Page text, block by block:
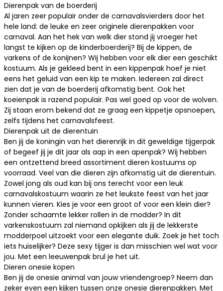
Dierenpak van de boerderij
Al jaren zeer populair onder de carnavalsvierders door het
hele land: de leuke en zeer originele dierenpakken voor
carnaval. Aan het hek van welk dier stond jij vroeger het
langst te kijken op de kinderboerderij? Bij de kippen, de
varkens of de konijnen? Wij hebben voor elk dier een geschikt
kostuum. Als je gekleed bent in een kippenpak hoef je niet
eens het geluid van een kip te maken. Iedereen zal direct
zien dat je van de boerderij afkomstig bent. Ook het
koeienpak is razend populair. Pas wel goed op voor de wolven.
Zij staan erom bekend dat ze graag een kippetje opsnoepen,
zelfs tijdens het carnavalsfeest.
Dierenpak uit de dierentuin
Ben jij de koningin van het dierenrijk in dit geweldige tijgerpak
of begeef jij je dit jaar als aap in een apenpak? Wij hebben
een ontzettend breed assortiment dieren kostuums op
voorraad. Veel van die dieren zijn afkomstig uit de dierentuin.
Zowel jong als oud kan bij ons terecht voor een leuk
carnavalskostuum waarin ze het leukste feest van het jaar
kunnen vieren. Kies je voor een groot of voor een klein dier?
Zonder schaamte lekker rollen in de modder? In dit
varkenskostuum zal niemand opkijken als jij de lekkerste
modderpoel uitzoekt voor een elegante duik. Zoek je het toch
iets huiselijker? Deze sexy tijger is dan misschien wel wat voor
jou. Met een leeuwenpak brul je het uit.
Dieren onesie kopen
Ben jij de onesie animal van jouw vriendengroep? Neem dan
zeker even een kijken tussen onze onesie dierenpakken. Met